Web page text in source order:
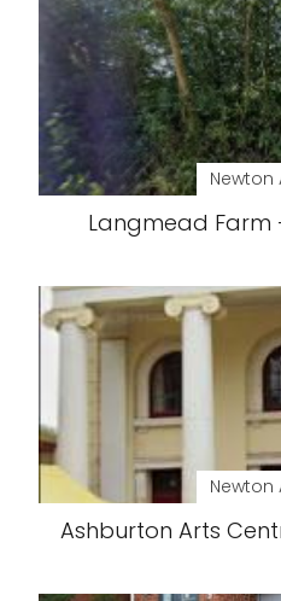
Newton
Langmead
Newton
Ashburton Arts